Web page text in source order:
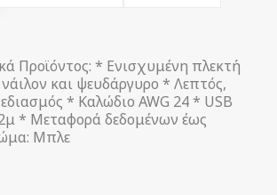
Προϊόντος: * Ενισχυμένη πλεκτή
και ψευδάργυρο * Λεπτός,
* Καλώδιο AWG 24 * USB
* Μεταφορά δεδομένων έως
Μπλε